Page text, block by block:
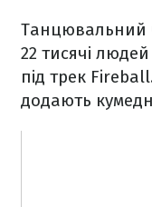
Танцювальний
22 тисячі
під трек
додають